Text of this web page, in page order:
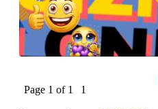
Page 1 of 1 1